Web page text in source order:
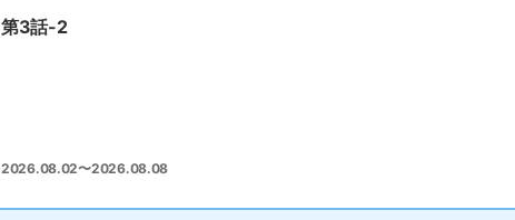
第3話-2
2026.08.02〜2026.08.08